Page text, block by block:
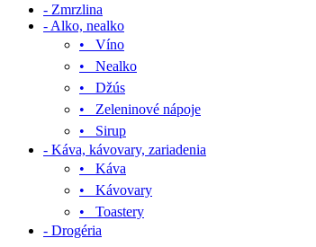
- Zmrzlina
- Alko, nealko
• Víno
• Nealko
• Džús
• Zeleninové nápoje
• Sirup
- Káva, kávovary, zariadenia
• Káva
• Kávovary
• Toastery
- Drogéria